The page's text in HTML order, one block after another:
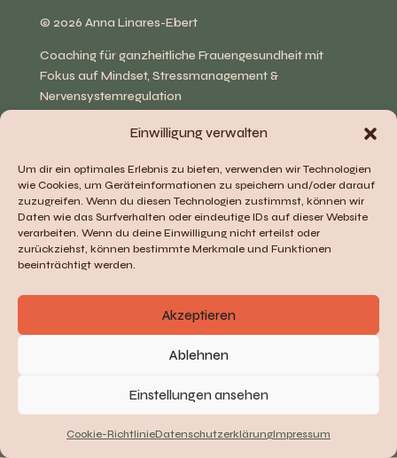
Einwilligung verwalten
Um dir ein optimales Erlebnis zu bieten, verwenden wir Technologien
wie Cookies, um Geräteinformationen zu speichern und/oder darauf
zuzugreifen. Wenn du diesen Technologien zustimmst, können wir
Daten wie das Surfverhalten oder eindeutige IDs auf dieser Website
verarbeiten. Wenn du deine Einwilligung nicht erteilst oder
zurückziehst, können bestimmte Merkmale und Funktionen
beeinträchtigt werden.
Akzeptieren
Ablehnen
Einstellungen ansehen
Cookie-RichtlinieDatenschutzerklärungImpressum
​© 2026 Anna Linares-Ebert
Coaching für ganzheitliche Frauengesundheit mit
Fokus auf Mindset, Stressmanagement &
Nervensystemregulation
Vereinbarkeit von Beruf, Familie & eigenen
hallo@annalinares.de
Impressum
Datenschutzerklärung
Cookie-Richtlinie (EU)